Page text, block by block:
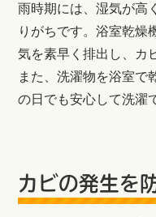
雨時期には、湿気が高
りがちです。浴室乾燥
気を素早く排出し、カ
また、洗濯物を浴室で
の日でも安心して洗濯
カビの発生を